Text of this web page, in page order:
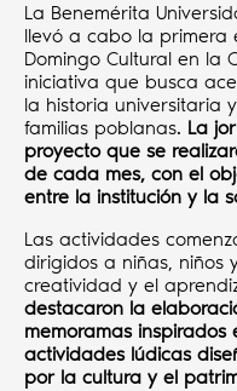
La Benemérita
llevó a cabo la primera
Domingo Cultural en la
iniciativa que busca
la historia universitaria
familias poblanas. La
proyecto que se
de cada mes, con el
entre la institución y la
Las actividades
dirigidos a niñas, niños
creatividad y el
destacaron la
memoramas
actividades lúdicas
por la cultura y el